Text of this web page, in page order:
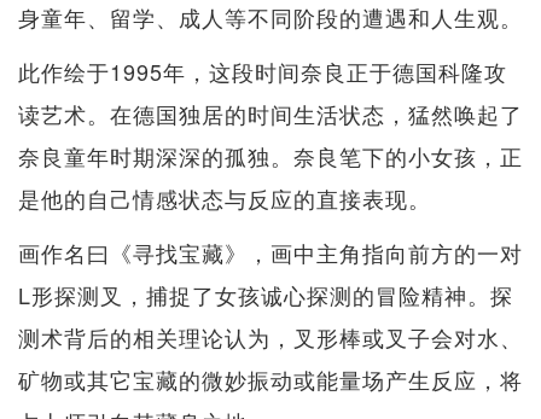
身童年、留学、成人等不同阶段的遭遇和人生观。
此作绘于1995年，这段时间奈良正于德国科隆攻
读艺术。在德国独居的时间生活状态，猛然唤起了
奈良童年时期深深的孤独。奈良笔下的小女孩，正
是他的自己情感状态与反应的直接表现。
画作名曰《寻找宝藏》，画中主角指向前方的一对
L形探测叉，捕捉了女孩诚心探测的冒险精神。探
测术背后的相关理论认为，叉形棒或叉子会对水、
矿物或其它宝藏的微妙振动或能量场产生反应，将